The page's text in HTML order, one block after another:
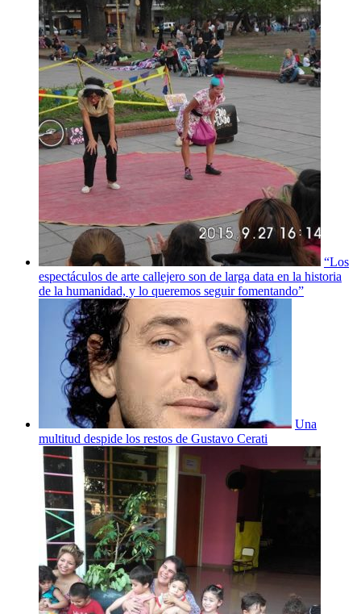
“Los
espectáculos de arte callejero son de larga data en la historia
de la humanidad, y lo queremos seguir fomentando”
Una
multitud despide los restos de Gustavo Cerati